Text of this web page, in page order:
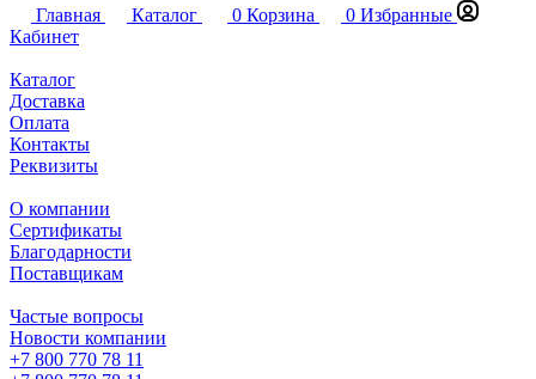
Главная
Каталог 0 Корзина 0 Избранные
Кабинет
Каталог
Доставка
Оплата
Контакты
Реквизиты
О компании
Сертификаты
Благодарности
Поставщикам
Частые вопросы
Новости компании
+7 800 770 78 11